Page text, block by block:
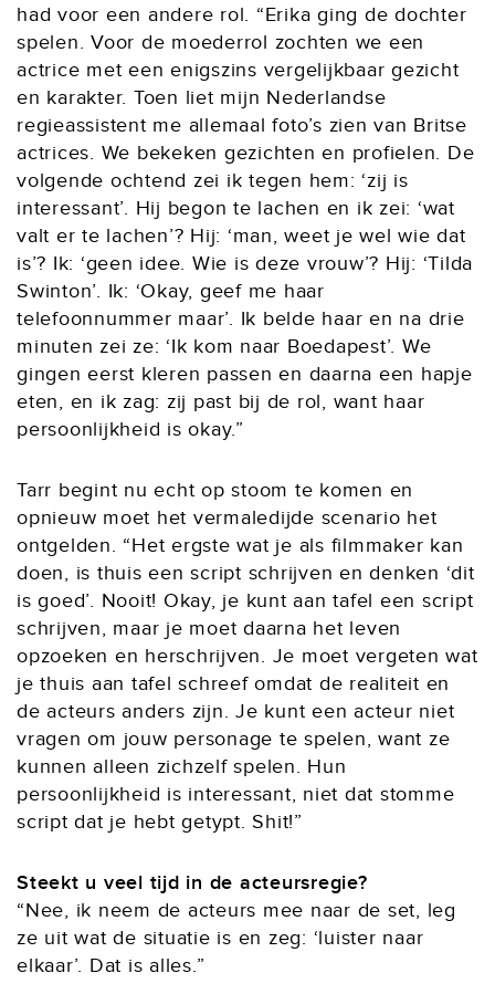
had voor een andere rol. “Erika ging de dochter
spelen. Voor de moederrol zochten we een
actrice met een enigszins vergelijkbaar gezicht
en karakter. Toen liet mijn Nederlandse
regieassistent me allemaal foto’s zien van Britse
actrices. We bekeken gezichten en profielen. De
volgende ochtend zei ik tegen hem: ‘zij is
interessant’. Hij begon te lachen en ik zei: ‘wat
valt er te lachen’? Hij: ‘man, weet je wel wie dat
is’? Ik: ‘geen idee. Wie is deze vrouw’? Hij: ‘Tilda
Swinton’. Ik: ‘Okay, geef me haar
telefoonnummer maar’. Ik belde haar en na drie
minuten zei ze: ‘Ik kom naar Boedapest’. We
gingen eerst kleren passen en daarna een hapje
eten, en ik zag: zij past bij de rol, want haar
persoonlijkheid is okay.”
Tarr begint nu echt op stoom te komen en
opnieuw moet het vermaledijde scenario het
ontgelden. “Het ergste wat je als filmmaker kan
doen, is thuis een script schrijven en denken ‘dit
is goed’. Nooit! Okay, je kunt aan tafel een script
schrijven, maar je moet daarna het leven
opzoeken en herschrijven. Je moet vergeten wat
je thuis aan tafel schreef omdat de realiteit en
de acteurs anders zijn. Je kunt een acteur niet
vragen om jouw personage te spelen, want ze
kunnen alleen zichzelf spelen. Hun
persoonlijkheid is interessant, niet dat stomme
script dat je hebt getypt. Shit!”
Steekt u veel tijd in de acteursregie?
“Nee, ik neem de acteurs mee naar de set, leg
ze uit wat de situatie is en zeg: ‘luister naar
elkaar’. Dat is alles.”